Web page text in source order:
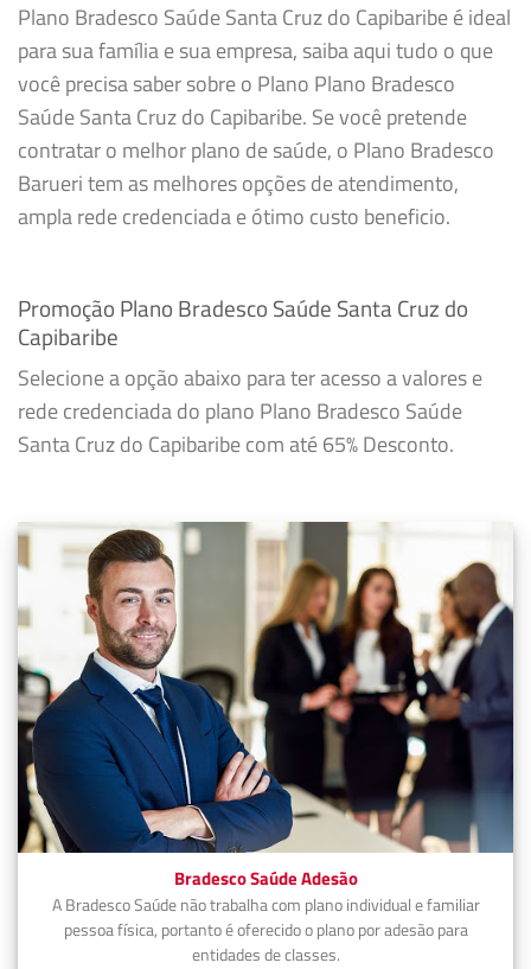
Plano Bradesco Saúde Santa Cruz do Capibaribe é ideal
para sua família e sua empresa, saiba aqui tudo o que
você precisa saber sobre o Plano Plano Bradesco
Saúde Santa Cruz do Capibaribe. Se você pretende
contratar o melhor plano de saúde, o Plano Bradesco
Barueri tem as melhores opções de atendimento,
ampla rede credenciada e ótimo custo beneficio.
Promoção Plano Bradesco Saúde Santa Cruz do
Capibaribe
Selecione a opção abaixo para ter acesso a valores e
rede credenciada do plano Plano Bradesco Saúde
Santa Cruz do Capibaribe com até 65% Desconto.
Bradesco Saúde Adesão
A Bradesco Saúde não trabalha com plano individual e familiar
pessoa física, portanto é oferecido o plano por adesão para
entidades de classes.